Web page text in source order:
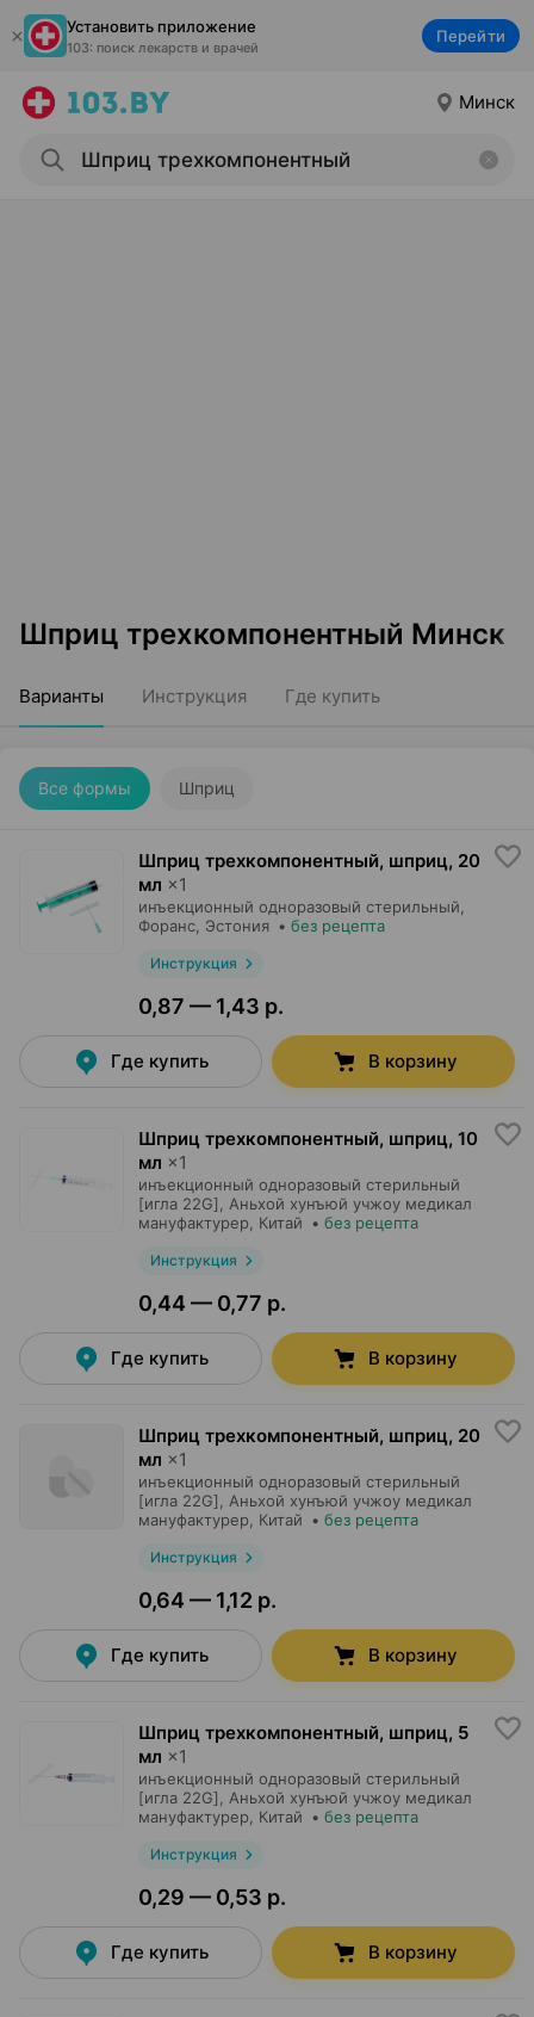
Установить приложение
103: поиск лекарств и врачей
Перейти
Минск
Шприц трехкомпонентный Минск
Варианты Инструкция Где купить
Все формы Шприц
Шприц трехкомпонентный, шприц, 20
мл ×1
инъекционный одноразовый стерильный,
Форанс , Эстония • без рецепта
Инструкция
0,87 — 1,43 р.
Где купить В корзину
Шприц трехкомпонентный, шприц, 10
мл ×1
инъекционный одноразовый стерильный
[игла 22G],
Аньхой хунъюй учжоу медикал
мануфактурер , Китай • без рецепта
Инструкция
0,44 — 0,77 р.
Где купить В корзину
Шприц трехкомпонентный, шприц, 20
мл ×1
инъекционный одноразовый стерильный
[игла 22G],
Аньхой хунъюй учжоу медикал
мануфактурер , Китай • без рецепта
Инструкция
0,64 — 1,12 р.
Где купить В корзину
Шприц трехкомпонентный, шприц, 5
мл ×1
инъекционный одноразовый стерильный
[игла 22G],
Аньхой хунъюй учжоу медикал
мануфактурер , Китай • без рецепта
Инструкция
0,29 — 0,53 р.
Где купить В корзину